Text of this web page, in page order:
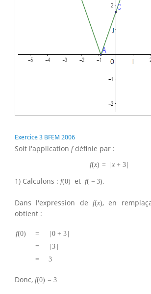
Exercice 3 BFEM 2006
Soit l'application fdéfinie par :
f(x) = x + 3
1) Calculons : f(0) et f( − 3).
Dans l'expression de f(x), en
obtient :
f(0) = 0 + 3
=
3
=
3
Donc, f(0) = 3